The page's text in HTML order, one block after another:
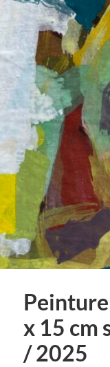
x 15 cm
/ 2025